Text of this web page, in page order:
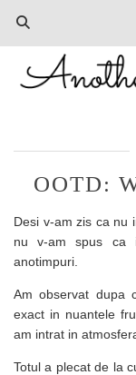
OOTD:
Desi v-am zis ca nu
nu v-am spus ca
anotimpuri.
Am observat dupa
exact in nuantele
am intrat in
Totul a plecat de la